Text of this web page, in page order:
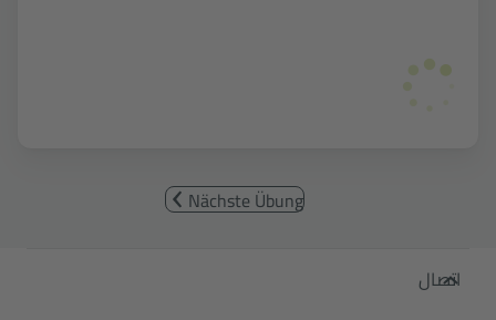
Nächste Übung
Service- und Informationsbereich
اتصال